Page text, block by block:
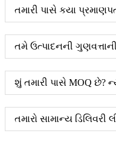
તમારી પાસે કયા
તમે ઉત્પાદનની
શું તમારી પાસે MOQ છે?
તમારો સામાન્ય